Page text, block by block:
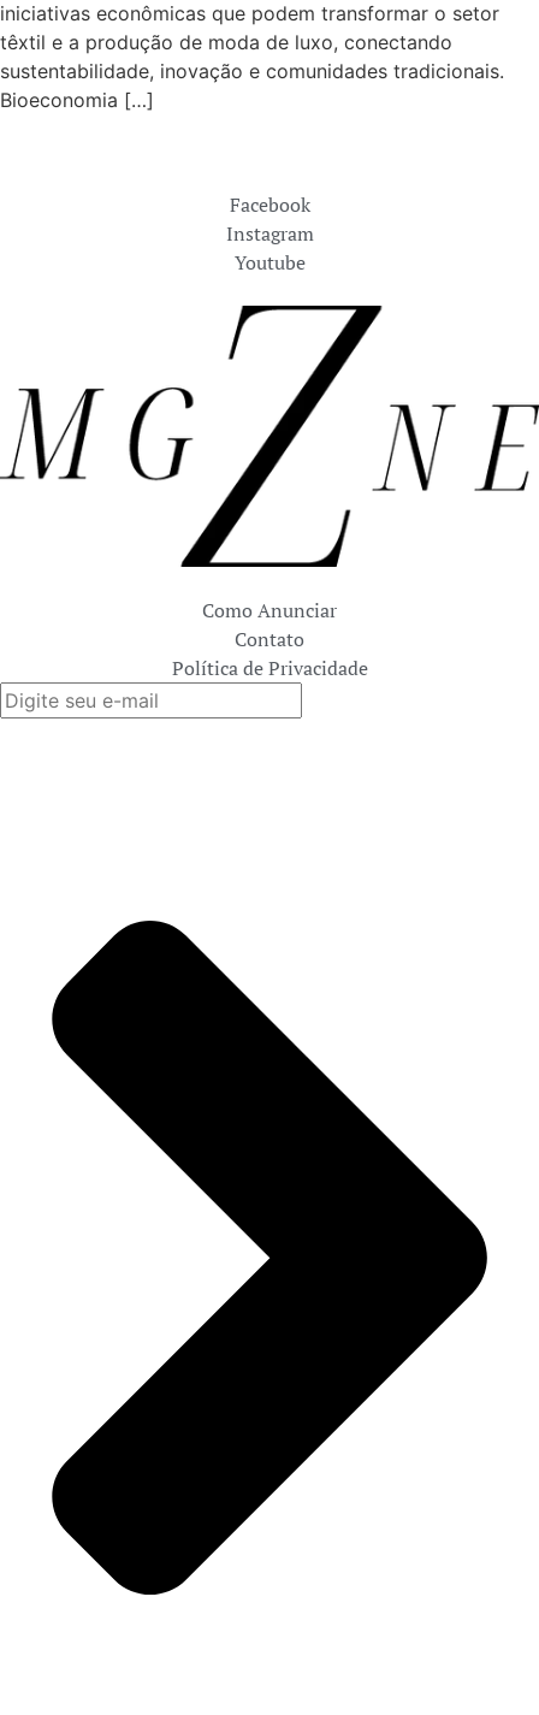
iniciativas econômicas que podem transformar o setor
têxtil e a produção de moda de luxo, conectando
sustentabilidade, inovação e comunidades tradicionais.
Bioeconomia […]
Facebook
Instagram
Youtube
Como Anunciar
Contato
Política de Privacidade